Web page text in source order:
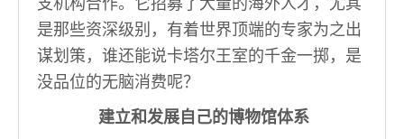
是那些资深级别，有着世界顶端的专家为之出
谋划策，谁还能说卡塔尔王室的千金一掷，是
没品位的无脑消费呢？
建立和发展自己的博物馆体系